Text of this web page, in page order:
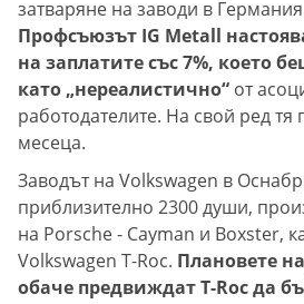
затваряне на заводи в
Профсъюзът IG Metall
на заплатите със 7%, което
като „нереалистично“ от
работодателите. На свой ред тя
месеца.
Заводът на Volkswagen в
приблизително 2300 души,
на Porsche - Cayman и Boxster,
Volkswagen T-Roc. Плановете
обаче предвиждат T-Roc да